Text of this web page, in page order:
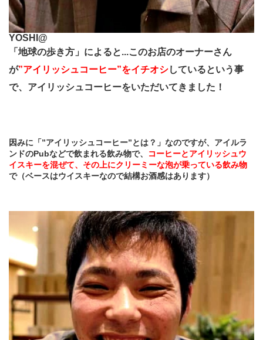
YOSHI@
「地球の歩き方」によると...このお店のオーナーさん
が”アイリッシュコーヒー”をイチオシしているという事
で、アイリッシュコーヒーをいただいてきました！
因みに「”アイリッシュコーヒー”とは？」なのですが、アイルラ
ンドのPubなどで飲まれる飲み物で、
コーヒーとアイリッシュウ
イスキーを混ぜて、その上にクリーミーな泡が乗っている飲み物
で（ベースはウイスキーなので結構お酒感はあります）